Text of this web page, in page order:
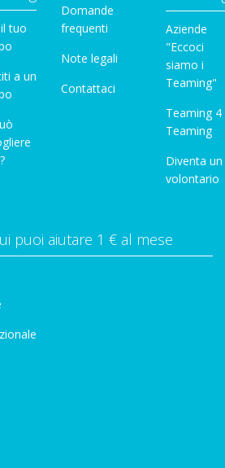
tuo
a un
Domande
frequenti
Note legali
Contattaci
Aziende
"Eccoci
siamo i
Teaming"
Teaming 4
Teaming
Diventa un
volontario
puoi aiutare 1 € al mese